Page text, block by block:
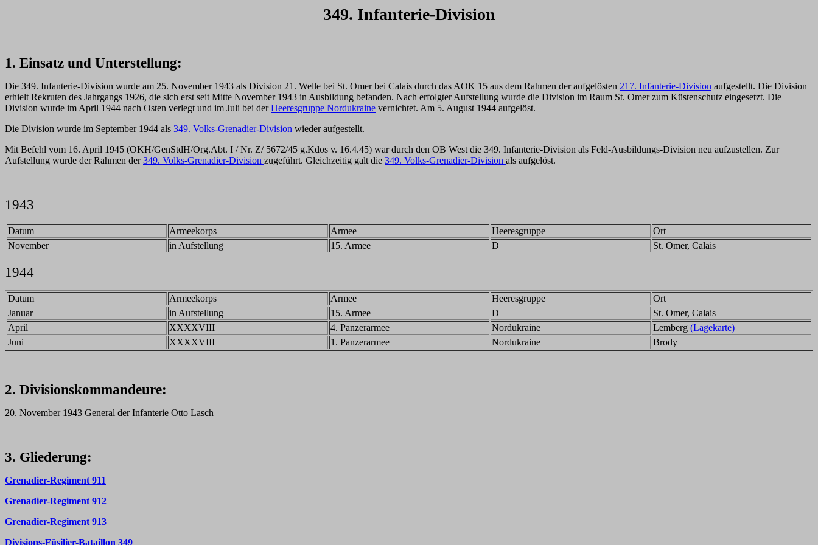
349. Infanterie-Division
1. Einsatz und Unterstellung:
Die 349. Infanterie-Division wurde am 25. November 1943 als Division 21. Welle bei St. Omer bei Calais durch das AOK 15 aus dem Rahmen der aufgelösten 217. Infanterie-Division aufgestellt. Die Division
erhielt Rekruten des Jahrgangs 1926, die sich erst seit Mitte November 1943 in Ausbildung befanden. Nach erfolgter Aufstellung wurde die Division im Raum St. Omer zum Küstenschutz eingesetzt. Die
Division wurde im April 1944 nach Osten verlegt und im Juli bei derHeeresgruppe Nordukraine vernichtet. Am 5. August 1944 aufgelöst.
Die Division wurde im September 1944 als 349. Volks-Grenadier-Division wieder aufgestellt.
Mit Befehl vom 16. April 1945 (OKH/GenStdH/Org.Abt. I / Nr. Z/ 5672/45 g.Kdos v. 16.4.45) war durch den OB West die 349. Infanterie-Division als Feld-Ausbildungs-Division neu aufzustellen. Zur
Aufstellung wurde der Rahmen der349. Volks-Grenadier-Division zugeführt. Gleichzeitig galt die 349. Volks-Grenadier-Division als aufgelöst.
1943
Datum Armeekorps Armee Heeresgruppe
Ort
November
in Aufstellung 15. Armee D St. Omer, Calais
1944
Datum Armeekorps Armee Heeresgruppe
Ort
Januar
in Aufstellung 15. Armee D
St. Omer, Calais
April
XXXXVIII 4. Panzerarmee Nordukraine Lemberg (Lagekarte)
Juni
XXXXVIII 1. Panzerarmee Nordukraine Brody
2. Divisionskommandeure:
20. November 1943 General der Infanterie Otto Lasch
3. Gliederung:
Grenadier-Regiment 911
Grenadier-Regiment 912
Grenadier-Regiment 913
Divisions-Füsilier-Bataillon 349